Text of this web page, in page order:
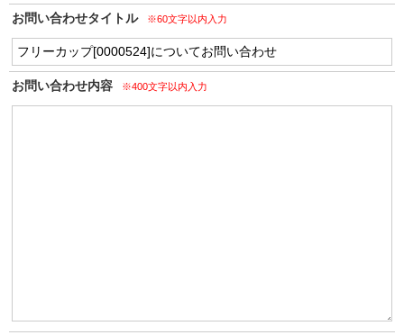
お問い合わせタイトル ※60文字以内入力
お問い合わせ内容 ※400文字以内入力